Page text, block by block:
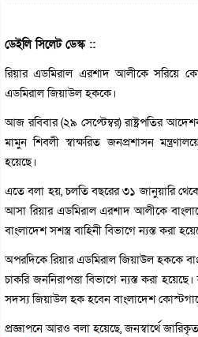
ডেইলি সিলেট ডেস্ক ::
রিয়ার এডমিরাল এরশাদ আলীকে সরিয়ে
এডমিরাল ‍জিয়াউল হককে।
আজ রবিবার (২৯ সেপ্টেম্বর) রাষ্ট্রপতির
মামুন শিবলী স্বাক্ষরিত জনপ্রশাসন
হয়েছে।
এতে বলা হয়, চলতি বছরের ৩১ জানুয়ারি থেকে
আসা রিয়ার এডমিরাল এরশাদ আলীকে
বাংলাদেশ সশস্ত্র বাহিনী বিভাগে ন্যস্ত করা
অপরদিকে রিয়ার এডমিরাল ‍জিয়াউল হককে
চাকরি জননিরাপত্তা বিভাগে ন্যস্ত করা
সদস্য জিয়াউল হক হবেন বাংলাদেশ
প্রজ্ঞাপনে আরও বলা হয়েছে, জনস্বার্থে